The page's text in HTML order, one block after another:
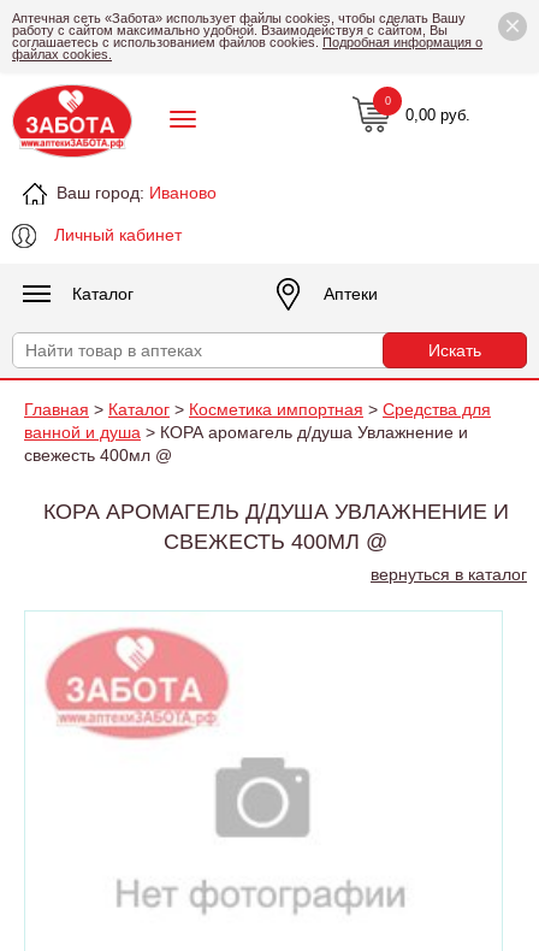
×
Аптечная сеть «Забота» использует файлы cookies, чтобы сделать Вашу
работу с сайтом максимально удобной. Взаимодействуя с сайтом, Вы
соглашаетесь с использованием файлов cookies. Подробная информация о
файлах cookies.
Ваш город: Иваново
Личный кабинет
0,00 руб.
0
Каталог Аптеки
Главная > Каталог > Косметика импортная > Средства для
ванной и душа > КОРА аромагель д/душа Увлажнение и
свежесть 400мл @
КОРА АРОМАГЕЛЬ Д/ДУША УВЛАЖНЕНИЕ И
СВЕЖЕСТЬ 400МЛ @
вернуться в каталог